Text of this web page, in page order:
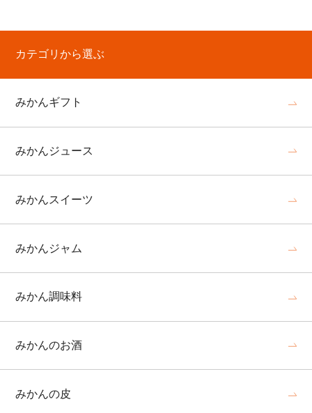
カテゴリから選ぶ
みかんギフト
みかんジュース
みかんスイーツ
みかんジャム
みかん調味料
みかんのお酒
みかんの皮